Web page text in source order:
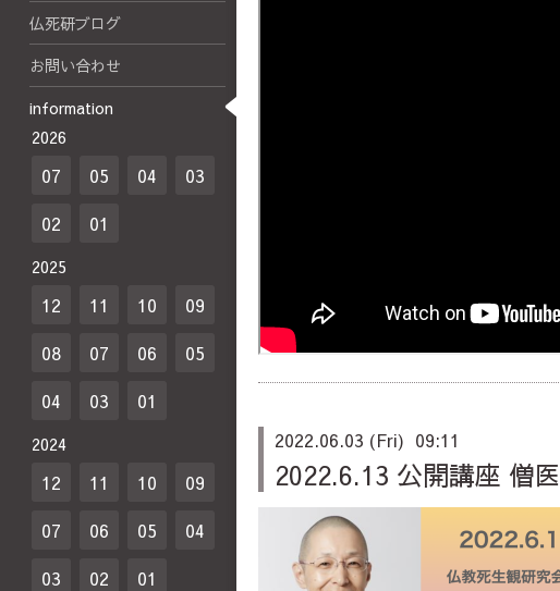
2022.06.03 (Fri) 09:11
2022.6.13 公開講座 僧
仏死研ブログ
お問い合わせ
information
2026
07 05 04
03
02
01
2025
12 11 10
09
08
07 06
05
04
03 01
2024
12 11 10
09
07
06 05
04
03
02 01